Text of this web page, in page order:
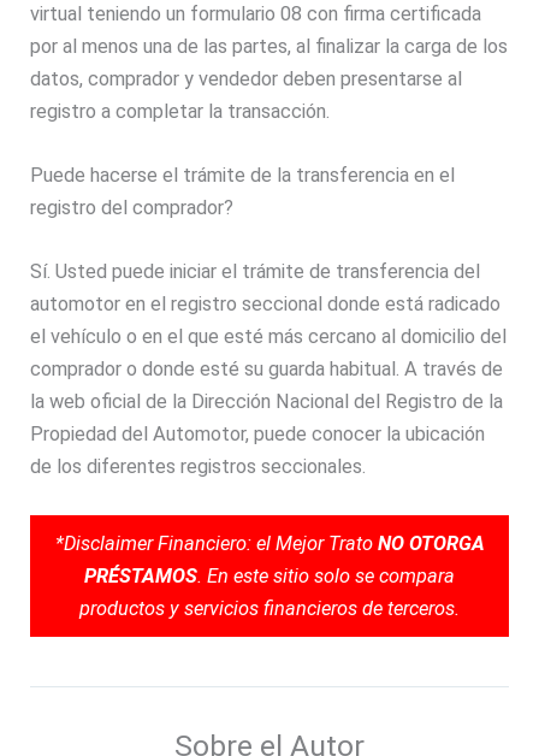
virtual teniendo un formulario 08 con firma certificada
por al menos una de las partes, al finalizar la carga de los
datos, comprador y vendedor deben presentarse al
registro a completar la transacción.
Puede hacerse el trámite de la transferencia en el
registro del comprador?
Sí. Usted puede iniciar el trámite de transferencia del
automotor en el registro seccional donde está radicado
el vehículo o en el que esté más cercano al domicilio del
comprador o donde esté su guarda habitual. A través de
la web oficial de la Dirección Nacional del Registro de la
Propiedad del Automotor, puede conocer la ubicación
de los diferentes registros seccionales.
*Disclaimer Financiero: el Mejor Trato NO OTORGA
PRÉSTAMOS. En este sitio solo se compara
productos y servicios financieros de terceros.
Sobre el Autor